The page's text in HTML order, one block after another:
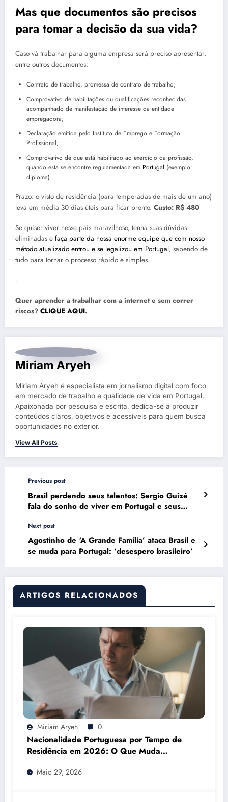
Mas que documentos são precisos
para tomar a decisão da sua vida?
Caso vá trabalhar para alguma empresa será preciso apresentar,
entre outros documentos:
Contrato de trabalho, promessa de contrato de trabalho;
Comprovativo de habilitações ou qualificações reconhecidas
acompanhado de manifestação de interesse da entidade
empregadora;
Declaração emitida pelo Instituto de Emprego e Formação
Profissional;
Comprovativo de que está habilitado ao exercício da profissão,
quando esta se encontre regulamentada em Portugal (exemplo:
diploma)
Prazo: o visto de residência (para temporadas de mais de um ano)
leva em média 30 dias úteis para ficar pronto. Custo: R$ 480
Se quiser viver nesse país maravilhoso, tenha suas dúvidas
eliminadas e faça parte da nossa enorme equipe que com nosso
método atualizado entrou e se legalizou em Portugal, sabendo de
tudo para tornar o processo rápido e simples.
.
Quer aprender a trabalhar com a internet e sem correr
riscos? CLIQUE AQUI.
Miriam Aryeh
Miriam Aryeh é especialista em jornalismo digital com foco
em mercado de trabalho e qualidade de vida em Portugal.
Apaixonada por pesquisa e escrita, dedica-se a produzir
conteúdos claros, objetivos e acessíveis para quem busca
oportunidades no exterior.
View All Posts
Previous post
Brasil perdendo seus talentos: Sergio Guizé
fala do sonho de viver em Portugal e seus
Next post
Agostinho de ‘A Grande Família’ ataca Brasil e
se muda para Portugal: ‘desespero brasileiro’
ARTIGOS RELACIONADOS
Miriam Aryeh 0
Nacionalidade Portuguesa por Tempo de
Residência em 2026: O Que Muda
Mesmo
Maio 29, 2026